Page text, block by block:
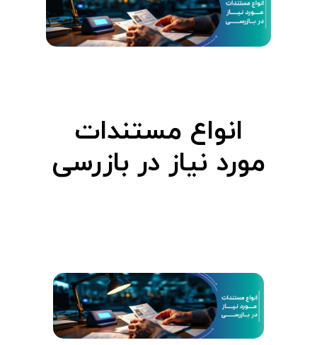
و
م انواع مستندات
مورد نیاز در بازرسی